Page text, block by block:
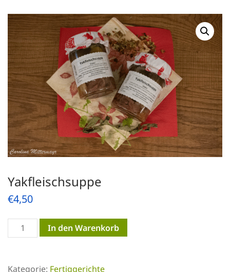
Yakfleischsuppe
€4,50
Yakfleischsuppe
Menge
In den Warenkorb
Kategorie: Fertiggerichte